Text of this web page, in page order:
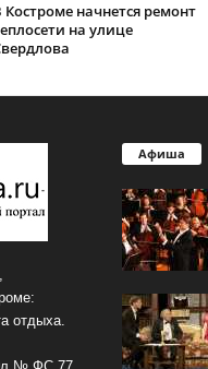
Костроме начнется ремонт
на улице
отдыха.
Афиша